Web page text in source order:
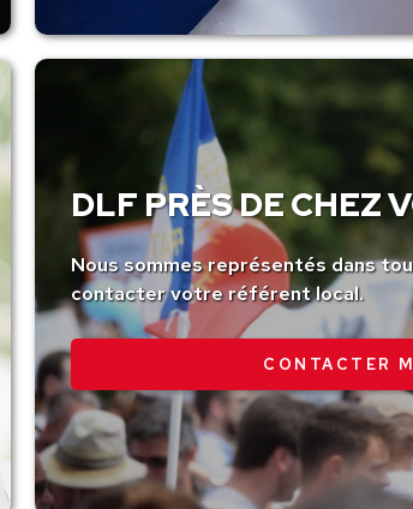
DLF PRÈS DE CHEZ
Nous sommes représentés dans
contacter votre référent local.
CONTACTER